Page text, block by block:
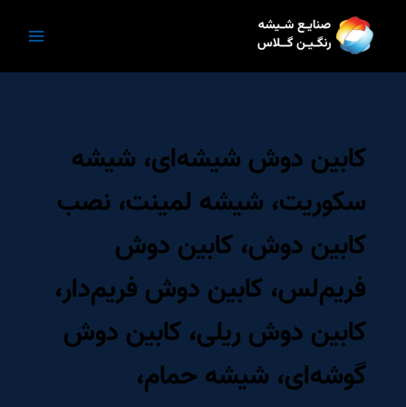
کابین دوش شیشه‌ای، شیشه
سکوریت، شیشه لمینت، نصب
کابین دوش، کابین دوش
فریم‌لس، کابین دوش فریم‌دار،
کابین دوش ریلی، کابین دوش
گوشه‌ای، شیشه حمام،